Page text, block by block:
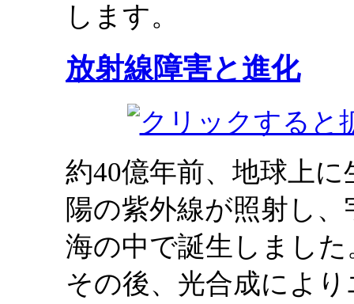
します。
放射線障害と進化
約40億年前、地球上
陽の紫外線が照射し
海の中で誕生しました
その後、光合成によ